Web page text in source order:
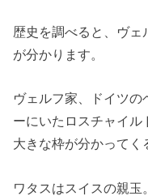
歴史を調べると、ヴェ
が分かります。
ヴェルフ家、ドイツの
ーにいたロスチャイル
大きな枠が分かってく
ワタスはスイスの親玉。